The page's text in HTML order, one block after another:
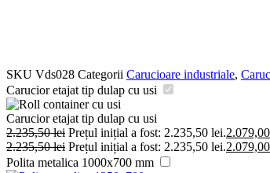
SKU Vds028 Categorii Carucioare industriale,
Carucior etajat tip dulap cu usi
Carucior etajat tip dulap cu usi
2.235,50lei Prețul inițial a fost: 2.235,50 lei.2.079,00
2.235,50lei Prețul inițial a fost: 2.235,50 lei.2.079,00
Polita metalica 1000x700 mm